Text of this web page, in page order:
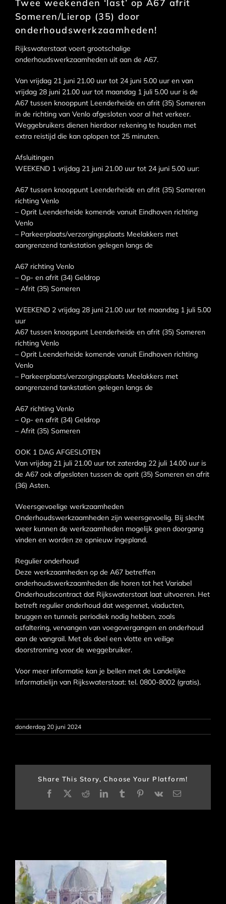
Twee weekenden ‘last’ op A67 afrit
Someren/Lierop (35) door
onderhoudswerkzaamheden!
Rijkswaterstaat voert grootschalige
onderhoudswerkzaamheden uit aan de A67.
Van vrijdag 21 juni 21.00 uur tot 24 juni 5.00 uur en van
vrijdag 28 juni 21.00 uur tot maandag 1 juli 5.00 uur is de
A67 tussen knooppunt Leenderheide en afrit (35) Someren
in de richting van Venlo afgesloten voor al het verkeer.
Weggebruikers dienen hierdoor rekening te houden met
extra reistijd die kan oplopen tot 25 minuten.
Afsluitingen
WEEKEND 1 vrijdag 21 juni 21.00 uur tot 24 juni 5.00 uur:
A67 tussen knooppunt Leenderheide en afrit (35) Someren
richting Venlo
– Oprit Leenderheide komende vanuit Eindhoven richting
Venlo
– Parkeerplaats/verzorgingsplaats Meelakkers met
aangrenzend tankstation gelegen langs de
A67 richting Venlo
– Op- en afrit (34) Geldrop
– Afrit (35) Someren
WEEKEND 2 vrijdag 28 juni 21.00 uur tot maandag 1 juli 5.00
uur
A67 tussen knooppunt Leenderheide en afrit (35) Someren
richting Venlo
– Oprit Leenderheide komende vanuit Eindhoven richting
Venlo
– Parkeerplaats/verzorgingsplaats Meelakkers met
aangrenzend tankstation gelegen langs de
A67 richting Venlo
– Op- en afrit (34) Geldrop
– Afrit (35) Someren
OOK 1 DAG AFGESLOTEN
Van vrijdag 21 juli 21.00 uur tot zaterdag 22 juli 14.00 uur is
de A67 ook afgesloten tussen de oprit (35) Someren en afrit
(36) Asten.
Weersgevoelige werkzaamheden
Onderhoudswerkzaamheden zijn weersgevoelig. Bij slecht
weer kunnen de werkzaamheden mogelijk geen doorgang
vinden en worden ze opnieuw ingepland.
Regulier onderhoud
Deze werkzaamheden op de A67 betreffen
onderhoudswerkzaamheden die horen tot het Variabel
Onderhoudscontract dat Rijkswaterstaat laat uitvoeren. Het
betreft regulier onderhoud dat wegennet, viaducten,
bruggen en tunnels periodiek nodig hebben, zoals
asfaltering, vervangen van voegovergangen en onderhoud
aan de vangrail. Met als doel een vlotte en veilige
doorstroming voor de weggebruiker.
Voor meer informatie kan je bellen met de Landelijke
Informatielijn van Rijkswaterstaat: tel. 0800-8002 (gratis).
donderdag 20 juni 2024
Share This Story, Choose Your Platform!
Facebook
X RedditLinkedInTumblrPinterest
Vk
E-